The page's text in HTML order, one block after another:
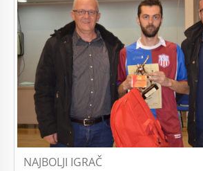
NAJBOLJI IGRAČ